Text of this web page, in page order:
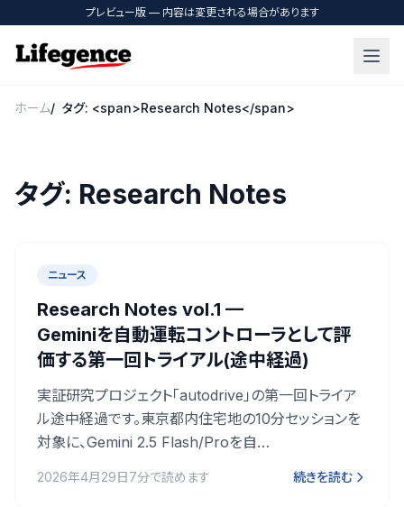
プレビュー版 — 内容は変更される場合があります
ホーム タグ: <span>Research Notes</span>
タグ: Research Notes
ニュース
Research Notes vol.1 —
Geminiを自動運転コントローラとして評
価する第一回トライアル(途中経過)
実証研究プロジェクト「autodrive」の第一回トライア
ル途中経過です。東京都内住宅地の10分セッションを
対象に、Gemini 2.5 Flash/Proを自…
2026年4月29日7分で読めます 続きを読む